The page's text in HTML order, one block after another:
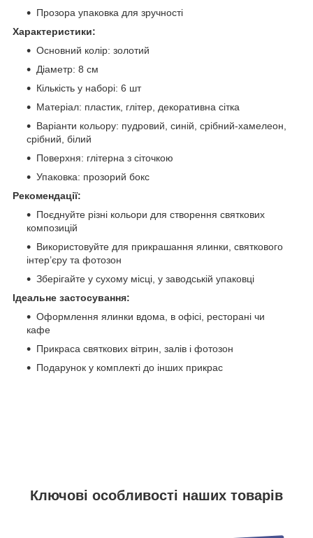
Прозора упаковка для зручності
Характеристики:
Основний колір: золотий
Діаметр: 8 см
Кількість у наборі: 6 шт
Матеріал: пластик, глітер, декоративна сітка
Варіанти кольору: пудровий, синій, срібний-хамелеон,
срібний, білий
Поверхня: глітерна з сіточкою
Упаковка: прозорий бокс
Рекомендації:
Поєднуйте різні кольори для створення святкових
композицій
Використовуйте для прикрашання ялинки, святкового
інтер’єру та фотозон
Зберігайте у сухому місці, у заводській упаковці
Ідеальне застосування:
Оформлення ялинки вдома, в офісі, ресторані чи
кафе
Прикраса святкових вітрин, залів і фотозон
Подарунок у комплекті до інших прикрас
Ключові особливості наших товарів